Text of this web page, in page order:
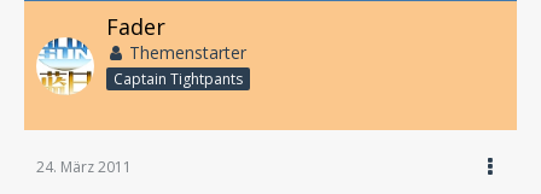
Fader
Themenstarter
Captain Tightpants
24. März 2011